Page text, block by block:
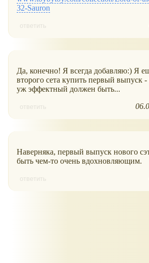
32-Sauron
ответить
Да, конечно! Я всегда добавляю:) Я
второго сета купить первый выпуск -
уж эффектный должен быть...
ответить
Наверняка, первый выпуск нового
быть чем-то очень вдохновляющим.
ответить